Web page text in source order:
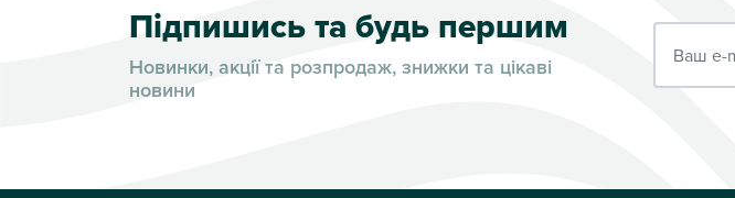
Підпишись та будь першим
Новинки, акції та розпродаж, знижки та цікаві
новини